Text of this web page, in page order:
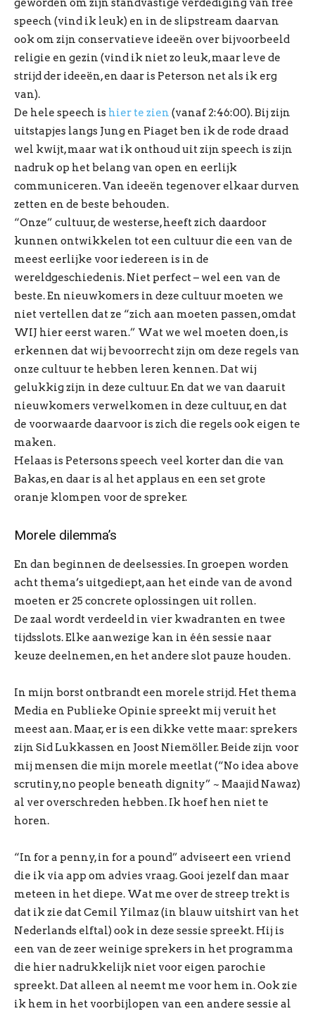
geworden om zijn standvastige verdediging van free
speech (vind ik leuk) en in de slipstream daarvan
ook om zijn conservatieve ideeën over bijvoorbeeld
religie en gezin (vind ik niet zo leuk, maar leve de
strijd der ideeën, en daar is Peterson net als ik erg
van).
De hele speech is hier te zien (vanaf 2:46:00). Bij zijn
uitstapjes langs Jung en Piaget ben ik de rode draad
wel kwijt, maar wat ik onthoud uit zijn speech is zijn
nadruk op het belang van open en eerlijk
communiceren. Van ideeën tegenover elkaar durven
zetten en de beste behouden.
“Onze” cultuur, de westerse, heeft zich daardoor
kunnen ontwikkelen tot een cultuur die een van de
meest eerlijke voor iedereen is in de
wereldgeschiedenis. Niet perfect – wel een van de
beste. En nieuwkomers in deze cultuur moeten we
niet vertellen dat ze “zich aan moeten passen, omdat
WIJ hier eerst waren.” Wat we wel moeten doen, is
erkennen dat wij bevoorrecht zijn om deze regels van
onze cultuur te hebben leren kennen. Dat wij
gelukkig zijn in deze cultuur. En dat we van daaruit
nieuwkomers verwelkomen in deze cultuur, en dat
de voorwaarde daarvoor is zich die regels ook eigen te
maken.
Helaas is Petersons speech veel korter dan die van
Bakas, en daar is al het applaus en een set grote
oranje klompen voor de spreker.
Morele dilemma’s
En dan beginnen de deelsessies. In groepen worden
acht thema’s uitgediept, aan het einde van de avond
moeten er 25 concrete oplossingen uit rollen.
De zaal wordt verdeeld in vier kwadranten en twee
tijdsslots. Elke aanwezige kan in één sessie naar
keuze deelnemen, en het andere slot pauze houden.
In mijn borst ontbrandt een morele strijd. Het thema
Media en Publieke Opinie spreekt mij veruit het
meest aan. Maar, er is een dikke vette maar: sprekers
zijn Sid Lukkassen en Joost Niemöller. Beide zijn voor
mij mensen die mijn morele meetlat (“No idea above
scrutiny, no people beneath dignity” ~ Maajid Nawaz)
al ver overschreden hebben. Ik hoef hen niet te
horen.
“In for a penny, in for a pound” adviseert een vriend
die ik via app om advies vraag. Gooi jezelf dan maar
meteen in het diepe. Wat me over de streep trekt is
dat ik zie dat Cemil Yilmaz (in blauw uitshirt van het
Nederlands elftal) ook in deze sessie spreekt. Hij is
een van de zeer weinige sprekers in het programma
die hier nadrukkelijk niet voor eigen parochie
spreekt. Dat alleen al neemt me voor hem in. Ook zie
ik hem in het voorbijlopen van een andere sessie al